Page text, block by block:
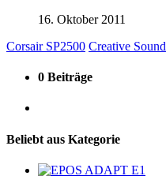
16. Oktober 2011
Corsair SP2500 Creative
0 Beiträge
Beliebt aus Kategorie